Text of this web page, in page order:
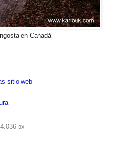
en Canadá
sitio web
4.036 px